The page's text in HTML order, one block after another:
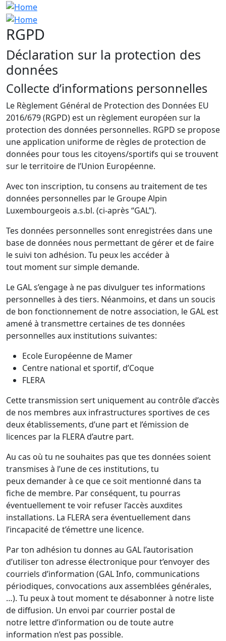
RGPD
Déclaration sur la protection des
données
Collecte d’informations personnelles
Le Règlement Général de Protection des Données EU
2016/679 (RGPD) est un règlement européen sur la
protection des données personnelles. RGPD se propose
une application uniforme de règles de protection de
données pour tous les citoyens/sportifs qui se trouvent
sur le territoire de l’Union Européenne.
Avec ton inscription, tu consens au traitement de tes
données personnelles par le Groupe Alpin
Luxembourgeois a.s.bl. (ci-après “GAL”).
Tes données personnelles sont enregistrées dans une
base de données nous permettant de gérer et de faire
le suivi ton adhésion. Tu peux les accéder à
tout moment sur simple demande.
Le GAL s’engage à ne pas divulguer tes informations
personnelles à des tiers. Néanmoins, et dans un soucis
de bon fonctionnement de notre association, le GAL est
amené à transmettre certaines de tes données
personnelles aux institutions suivantes:
Ecole Européenne de Mamer
Centre national et sportif, d’Coque
FLERA
Cette transmission sert uniquement au contrôle d’accès
de nos membres aux infrastructures sportives de ces
deux établissements, d’une part et l’émission de
licences par la FLERA d’autre part.
Au cas où tu ne souhaites pas que tes données soient
transmises à l’une de ces institutions, tu
peux demander à ce que ce soit mentionné dans ta
fiche de membre. Par conséquent, tu pourras
éventuellement te voir refuser l’accès auxdites
installations. La FLERA sera éventuellement dans
l’incapacité de t’émettre une licence.
Par ton adhésion tu donnes au GAL l’autorisation
d’utiliser ton adresse électronique pour t’envoyer des
courriels d’information (GAL Info, communications
périodiques, convocations aux assemblées générales,
…). Tu peux à tout moment te désabonner à notre liste
de diffusion. Un envoi par courrier postal de
notre lettre d’information ou de toute autre
information n’est pas possible.